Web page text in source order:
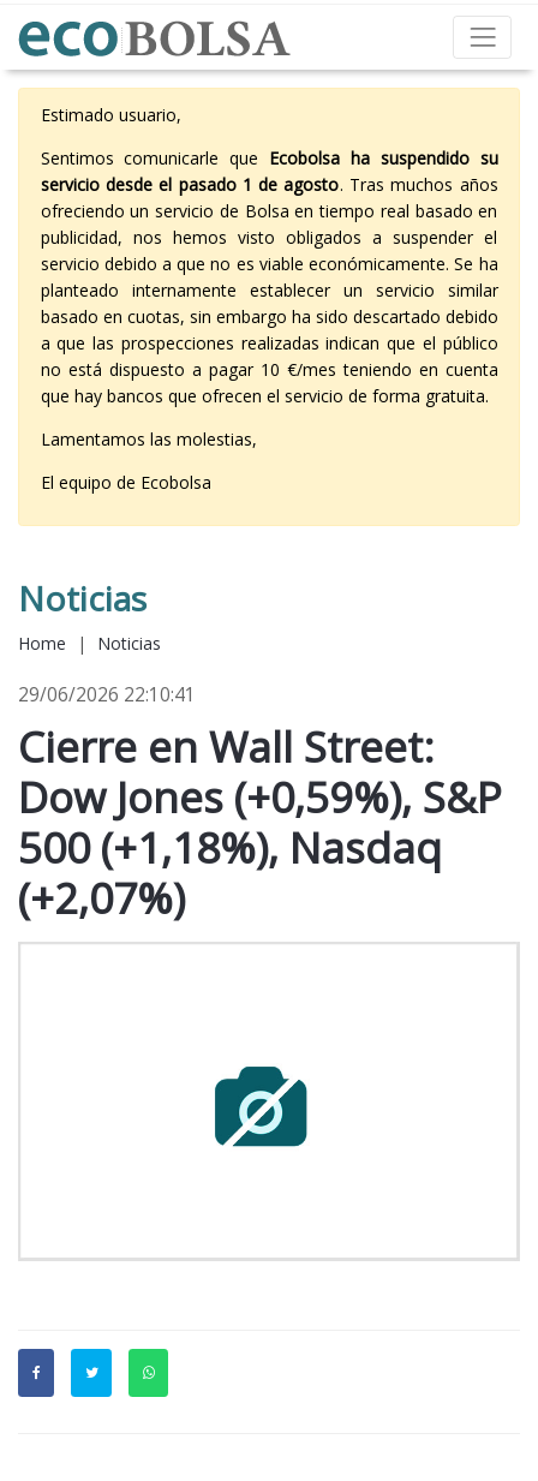
Estimado usuario,
Sentimos comunicarle que Ecobolsa ha suspendido su
servicio desde el pasado 1 de agosto. Tras muchos años
ofreciendo un servicio de Bolsa en tiempo real basado en
publicidad, nos hemos visto obligados a suspender el
servicio debido a que no es viable económicamente. Se ha
planteado internamente establecer un servicio similar
basado en cuotas, sin embargo ha sido descartado debido
a que las prospecciones realizadas indican que el público
no está dispuesto a pagar 10 €/mes teniendo en cuenta
que hay bancos que ofrecen el servicio de forma gratuita.
Lamentamos las molestias,
El equipo de Ecobolsa
Noticias
Home | Noticias
29/06/2026 22:10:41
Cierre en Wall Street:
Dow Jones (+0,59%), S&P
500 (+1,18%), Nasdaq
(+2,07%)